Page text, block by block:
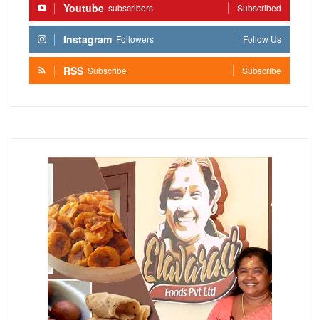
Youtube subscribers Subscribed
Instagram Followers Follow Us
RSS Subscribe Subscribe